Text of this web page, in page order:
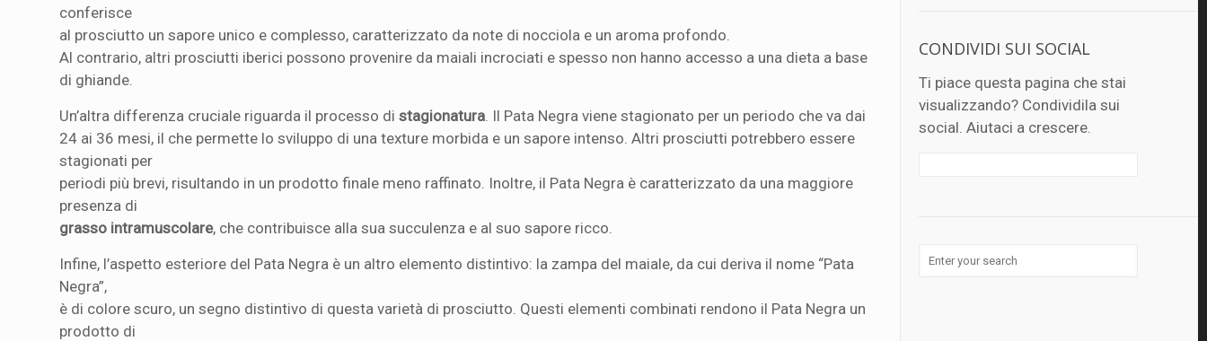
conferisce
al prosciutto un sapore unico e complesso, caratterizzato da note di nocciola e un aroma profondo.
Al contrario, altri prosciutti iberici possono provenire da maiali incrociati e spesso non hanno accesso a una dieta a base
di ghiande.
Un’altra differenza cruciale riguarda il processo distagionatura. Il Pata Negra viene stagionato per un periodo che va dai
24 ai 36 mesi, il che permette lo sviluppo di una texture morbida e un sapore intenso. Altri prosciutti potrebbero essere
stagionati per
periodi più brevi, risultando in un prodotto finale meno raffinato. Inoltre, il Pata Negra è caratterizzato da una maggiore
presenza di
grasso intramuscolare, che contribuisce alla sua succulenza e al suo sapore ricco.
Infine, l’aspetto esteriore del Pata Negra è un altro elemento distintivo: la zampa del maiale, da cui deriva il nome “Pata
Negra”,
è di colore scuro, un segno distintivo di questa varietà di prosciutto. Questi elementi combinati rendono il Pata Negra un
prodotto di
CONDIVIDI SUI SOCIAL
Ti piace questa pagina che stai
visualizzando? Condividila sui
social. Aiutaci a crescere.